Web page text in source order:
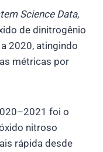
Science Data,
de dinitrogênio
2020, atingindo
métricas por
foi o
nitroso
rápida desde